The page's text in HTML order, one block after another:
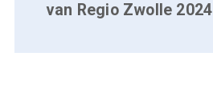
van Regio Zwolle 2024